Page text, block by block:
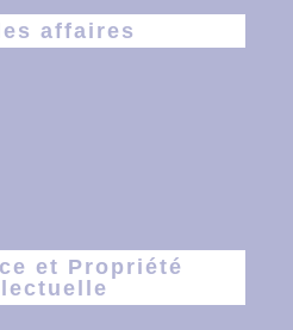
affaires
et Propriété